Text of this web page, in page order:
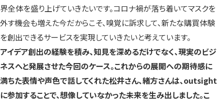
界全体を盛り上げていきたいです。コロナ禍が落ち着いてマスクを
外す機会も増えた今だからこそ、嗅覚に訴求して、新たな購買体験
を創出できるサービスを実現していきたいと考えています。
アイデア創出の経験を積み、知見を深めるだけでなく、現実のビジ
ネスへと発展させた今回のケース。これからの展開への期待感に
満ちた表情や声色で話してくれた松井さん、緒方さんは、outsight
に参加することで、想像していなかった未来を生み出しました。こ